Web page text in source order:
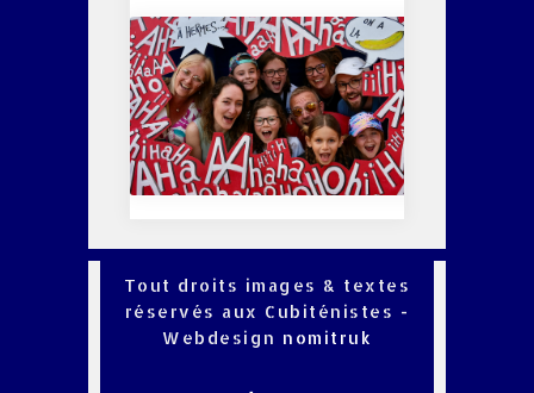
Tout droits images & textes
réservés aux Cubiténistes -
Webdesign nomitruk